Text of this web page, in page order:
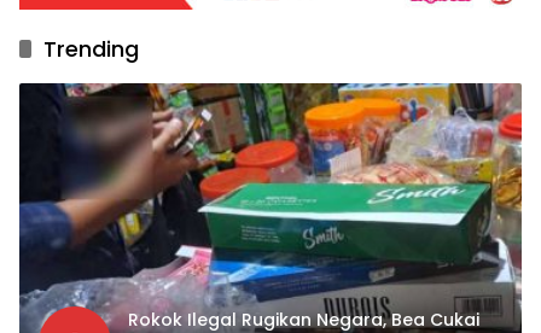
Trending
Rokok Ilegal Rugikan Negara, Bea Cukai